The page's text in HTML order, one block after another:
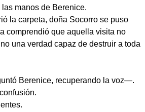
manos de Berenice.
la carpeta, doña Socorro se puso
comprendió que aquella visita no
una verdad capaz de destruir a toda
Berenice, recuperando la voz—.